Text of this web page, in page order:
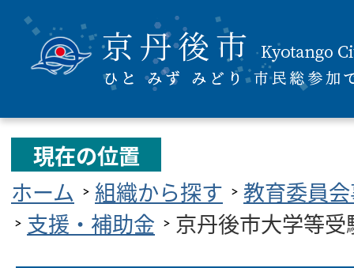
現在の位置
ホーム
組織から探す
教育委員
支援・補助金
京丹後市大学等